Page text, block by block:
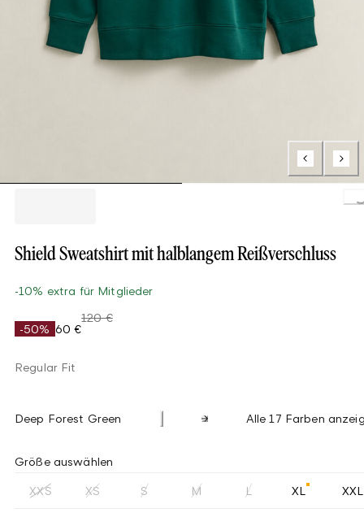
Shield Sweatshirt mit halblangem Reißverschluss
-10% extra für Mitglieder
-50% 60 €
120 €
Regular Fit
Deep Forest Green Alle 17 Farben
Größe auswählen
XXS XS S M L XL XXL